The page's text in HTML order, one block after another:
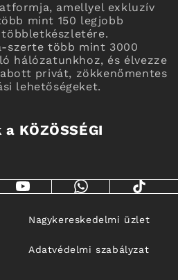
amellyel exkluzív
mint 150 legjobb
szerte több mint 3000
hálózatunkhoz, és élvezze
privát, zökkenőmentes
lehetőségeket.
KÖZÖSSÉGI
Nagykereskedelmi üzlet
Adatvédelmi szabályzat